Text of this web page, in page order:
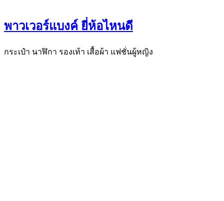
พาวเวอร์แบงค์ ยี่ห้อไหนดี
กระเป๋า นาฬิกา รองเท้า เสื้อผ้า แฟชั่นผู้หญิง